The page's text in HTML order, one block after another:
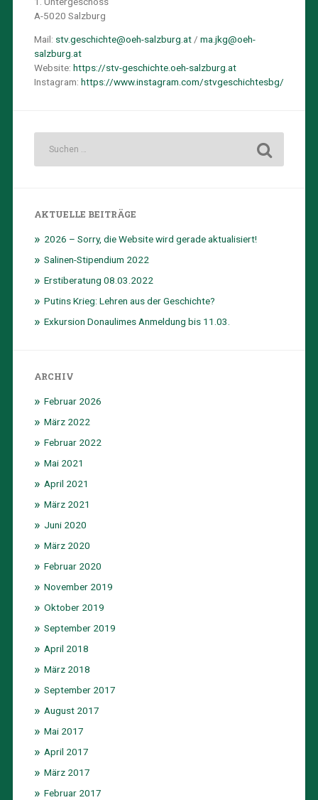
A-5020 Salzburg
Mail: stv.geschichte@oeh-salzburg.at/ ma.jkg@oeh-
salzburg.at
Website: https://stv-geschichte.oeh-salzburg.at
Instagram: https://www.instagram.com/stvgeschichtesbg/
AKTUELLE BEITRÄGE
2026 – Sorry, die Website wird gerade aktualisiert!
Salinen-Stipendium 2022
Erstiberatung 08.03.2022
Putins Krieg: Lehren aus der Geschichte?
Exkursion Donaulimes Anmeldung bis 11.03.
ARCHIV
Februar 2026
März 2022
Februar 2022
Mai 2021
April 2021
März 2021
Juni 2020
März 2020
Februar 2020
November 2019
Oktober 2019
September 2019
April 2018
März 2018
September 2017
August 2017
Mai 2017
April 2017
März 2017
Februar 2017